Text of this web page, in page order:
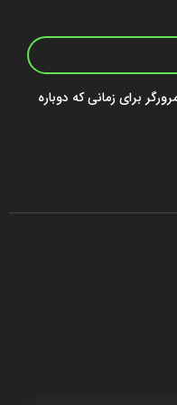
برای زمانی که دوباره